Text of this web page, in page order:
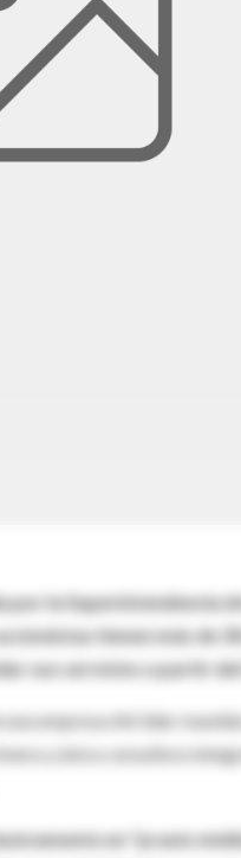
la Superintendencia
tienen más de
sus servicios a partir
empresa AA líder
y única consultora
en "praxis